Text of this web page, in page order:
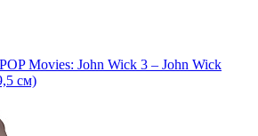
Movies: John Wick 3 – John Wick
см)